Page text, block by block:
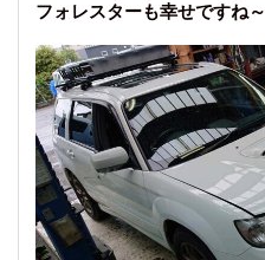
フォレスターも幸せですね～